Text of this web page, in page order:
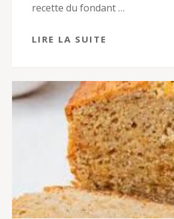
recette du fondant …
LIRE LA SUITE